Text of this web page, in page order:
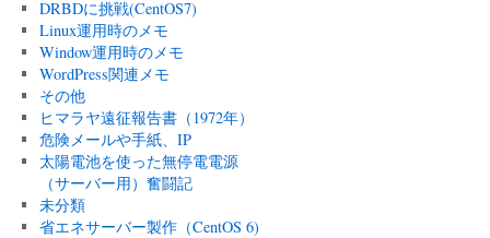
DRBDに挑戦(CentOS7)
Linux運用時のメモ
Window運用時のメモ
WordPress関連メモ
その他
ヒマラヤ遠征報告書（1972年）
危険メールや手紙、IP
太陽電池を使った無停電電源
（サーバー用）奮闘記
未分類
省エネサーバー製作（CentOS 6)